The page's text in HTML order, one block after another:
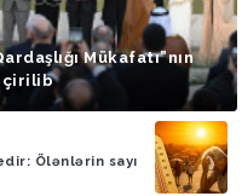
Mükafatı”nın
Ölənlərin sayı